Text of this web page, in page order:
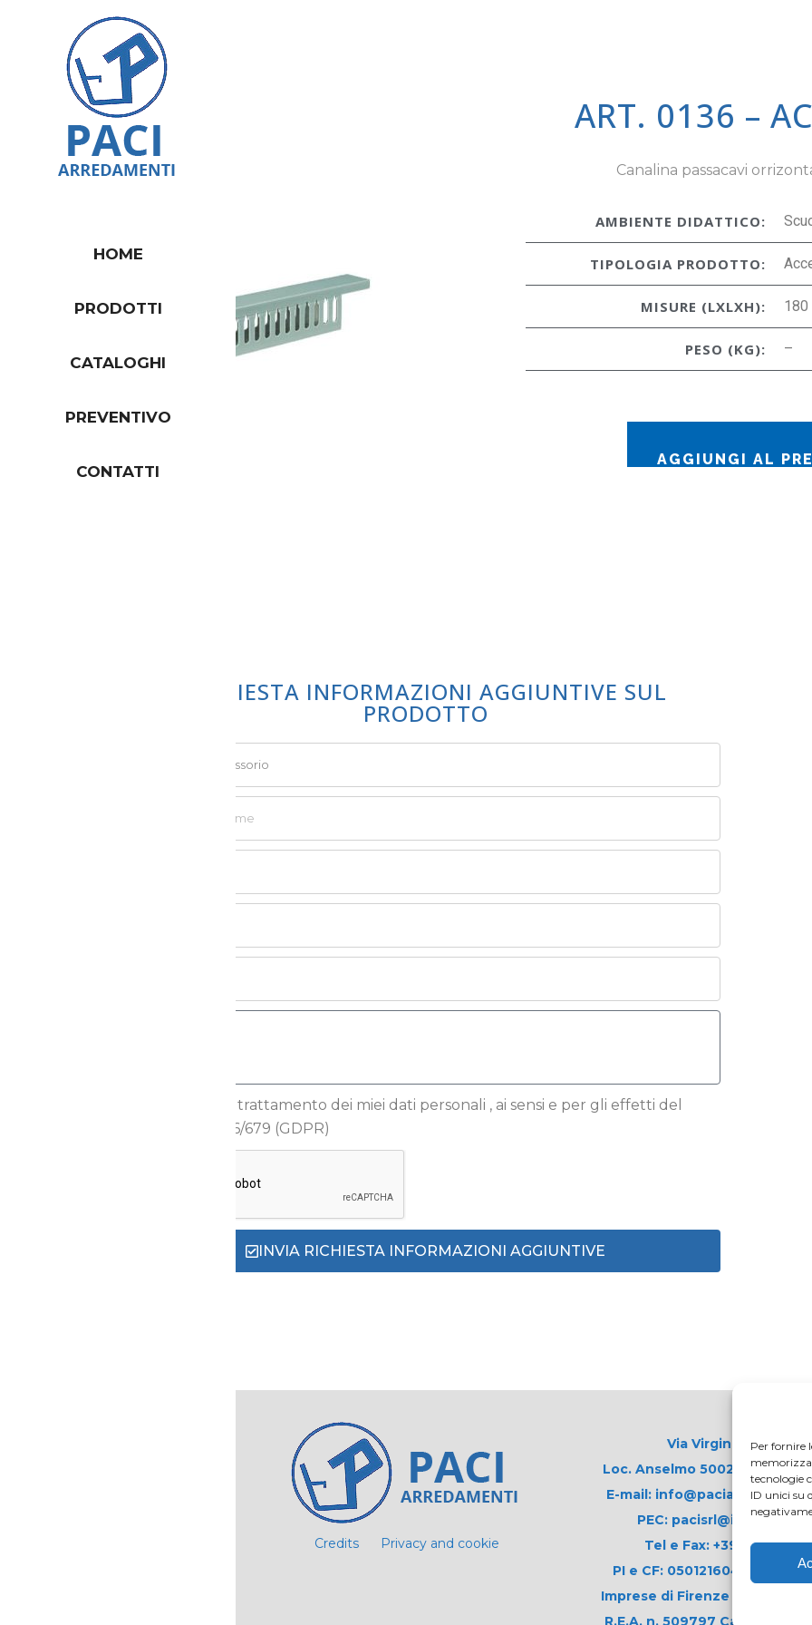
Per fornire
tecnologie
ID unici su
HOME
PRODOTTI
CATALOGHI
PREVENTIVO
CONTATTI
ART. 0136 –
Canalina passacavi
AMBIENTE DIDATTICO:
TIPOLOGIA PRODOTTO:
MISURE (LXLXH): 180
PESO (KG): –
AGGIUNGI AL
RICHIESTA INFORMAZIONI AGGIUNTIVE SUL
PRODOTTO
Autorizzo il trattamento dei miei dati personali , ai sensi e per gli effetti del
Reg.to UE 2016/679 (GDPR)
INVIA RICHIESTA INFORMAZIONI AGGIUNTIVE
Credits Privacy and cookie
Via Virginio 358/360
Loc. Anselmo 50025
E-mail:
PEC:
Tel e Fax: +39 0571
PI e CF: 05012160486
Imprese di Firenze (già n.
R.E.A. n. 509797 Capitale